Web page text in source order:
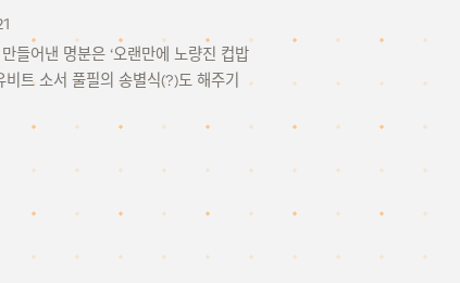
들어낸 명분은 ‘오랜만에 노량진 컵밥
트 소서 풀필의 송별식(?)도 해주기